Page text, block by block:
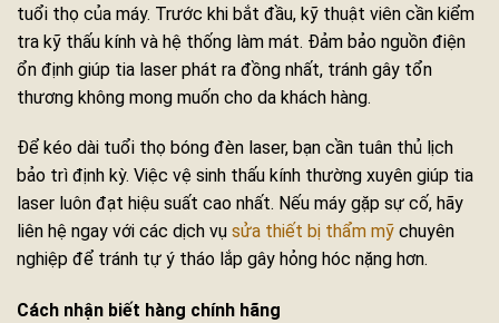
tuổi thọ của máy. Trước khi bắt đầu, kỹ thuật viên cần kiểm
tra kỹ thấu kính và hệ thống làm mát. Đảm bảo nguồn điện
ổn định giúp tia laser phát ra đồng nhất, tránh gây tổn
thương không mong muốn cho da khách hàng.
Để kéo dài tuổi thọ bóng đèn laser, bạn cần tuân thủ lịch
bảo trì định kỳ. Việc vệ sinh thấu kính thường xuyên giúp tia
laser luôn đạt hiệu suất cao nhất. Nếu máy gặp sự cố, hãy
liên hệ ngay với các dịch vụ sửa thiết bị thẩm mỹ chuyên
nghiệp để tránh tự ý tháo lắp gây hỏng hóc nặng hơn.
Cách nhận biết hàng chính hãng